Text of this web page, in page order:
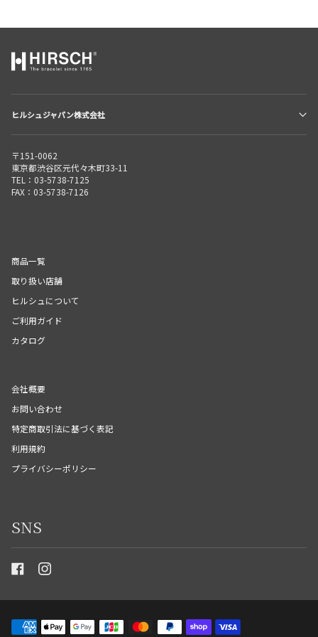
ヒルシュジャパン株式会社
〒151-0062
東京都渋谷区元代々木町33-11
TEL：03-5738-7125
FAX：03-5738-7126
商品一覧
取り扱い店舗
ヒルシュについて
ご利用ガイド
カタログ
会社概要
お問い合わせ
特定商取引法に基づく表記
利用規約
プライバシーポリシー
SNS